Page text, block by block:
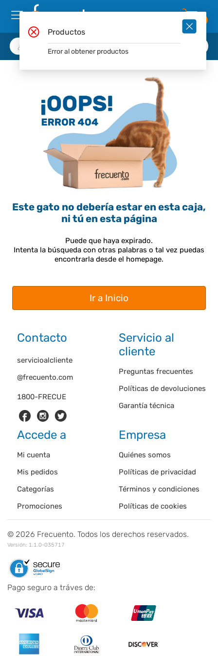
Este gato no debería estar en esta caja,
ni tú en esta página
Puede que haya expirado.
Intenta la búsqueda con otras palabras o tal vez puedas
encontrarla desde el homepage.
Ir a Inicio
Contacto
1800-FRECUE
servicioalcliente
@frecuento.com
Servicio al
cliente
Preguntas frecuentes
Políticas de devoluciones
Garantía técnica
Accede a
Mi cuenta
Mis pedidos
Categorías
Promociones
Empresa
Quiénes somos
Políticas de privacidad
Términos y condiciones
Políticas de cookies
© 2026 Frecuento. Todos los derechos reservados.
Versión: 1.1.0-035717
Pago seguro a tráves de:
Productos
Error al obtener productos